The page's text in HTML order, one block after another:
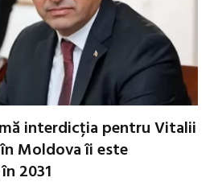
interdicția pentru Vitalii
Moldova îi este
2031